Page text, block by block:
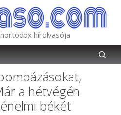
hírolvasója
a hétvégén
békét